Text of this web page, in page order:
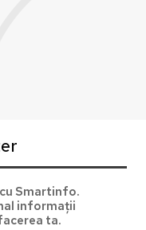
Smartinfo.
informații
ta.